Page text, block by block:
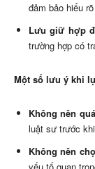
đảm bảo hiểu
Lưu giữ hợp
trường hợp có
Một số lưu ý khi
Không nên
luật sư trước
Không nên